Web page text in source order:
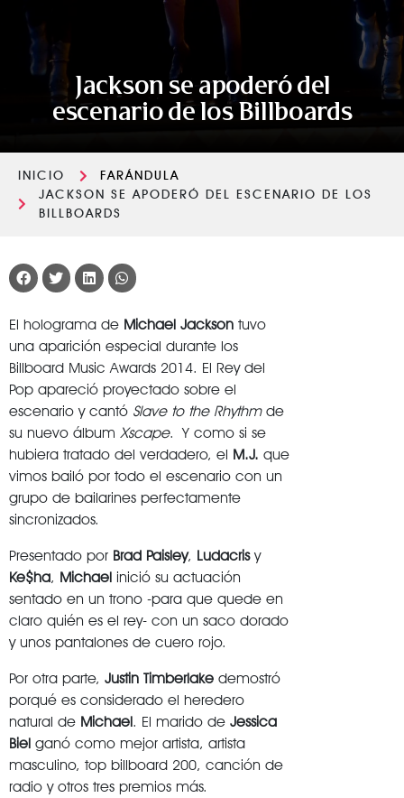
Jackson se apoderó del
escenario de los Billboards
INICIO
FARÁNDULA
JACKSON SE APODERÓ DEL ESCENARIO DE LOS
BILLBOARDS
El holograma de Michael Jackson tuvo
una aparición especial durante los
Billboard Music Awards 2014. El Rey del
Pop apareció proyectado sobre el
escenario y cantó Slave to the Rhythmde
su nuevo álbum Xscape. Y como si se
hubiera tratado del verdadero, el M.J. que
vimos bailó por todo el escenario con un
grupo de bailarines perfectamente
sincronizados.
Presentado por Brad Paisley, Ludacrisy
Ke$ha, Michael inició su actuación
sentado en un trono -para que quede en
claro quién es el rey- con un saco dorado
y unos pantalones de cuero rojo.
Por otra parte, Justin Timberlake demostró
porqué es considerado el heredero
natural de Michael. El marido de Jessica
Biel ganó como mejor artista, artista
masculino, top billboard 200, canción de
radio y otros tres premios más.